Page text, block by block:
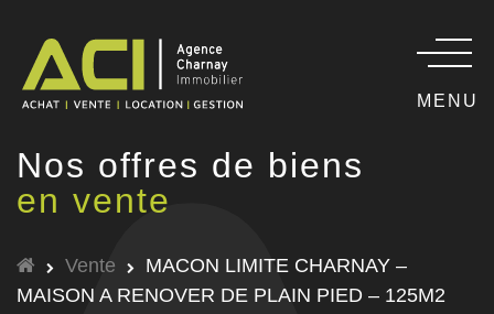
MENU
Nos offres de biens
en vente
Vente
MACON LIMITE CHARNAY –
MAISON A RENOVER DE PLAIN PIED – 125M2